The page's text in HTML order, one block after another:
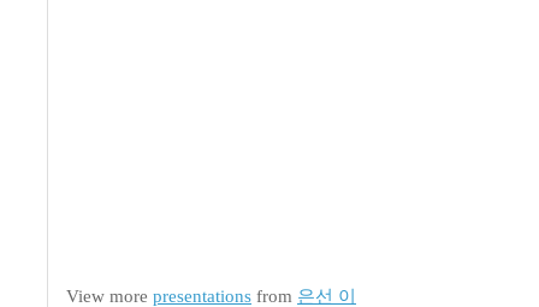
View more presentations from 은선 이